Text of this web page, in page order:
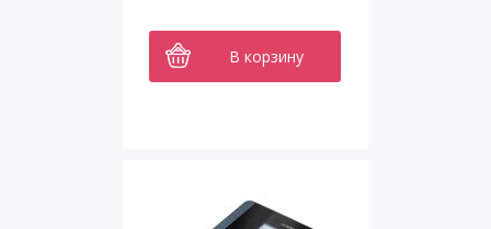
В корзину